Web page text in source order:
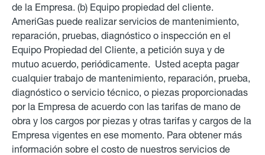
de la Empresa. (b) Equipo propiedad del cliente.
AmeriGas puede realizar servicios de mantenimiento,
reparación, pruebas, diagnóstico o inspección en el
Equipo Propiedad del Cliente, a petición suya y de
mutuo acuerdo, periódicamente. Usted acepta pagar
cualquier trabajo de mantenimiento, reparación, prueba,
diagnóstico o servicio técnico, o piezas proporcionadas
por la Empresa de acuerdo con las tarifas de mano de
obra y los cargos por piezas y otras tarifas y cargos de la
Empresa vigentes en ese momento. Para obtener más
información sobre el costo de nuestros servicios de